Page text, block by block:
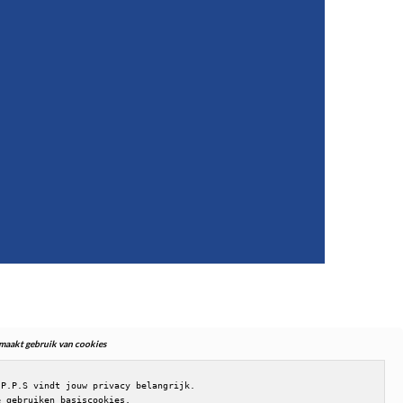
maakt gebruik van cookies
vindt jouw privacy belangrijk.
gebruiken basiscookies,